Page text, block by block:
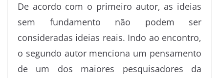
De acordo com o primeiro autor, as ideias
sem fundamento não podem ser
consideradas ideias reais. Indo ao encontro,
o segundo autor menciona um pensamento
de um dos maiores pesquisadores da